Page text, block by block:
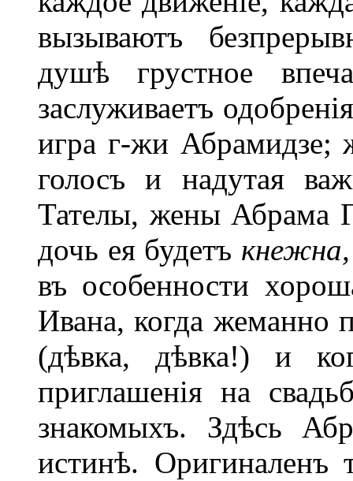
вызываютъ
душѣ грустное
заслуживаетъ
игра г-жи Абрамидзе;
голосъ и надутая
Тателы, жены Абрама
дочь ея будетъ кнежна,
въ особенности
Ивана, когда жеманно
(дѣвка, дѣвка!) и
приглашенія на
знакомыхъ. Здѣсь
истинѣ. Оригиналенъ